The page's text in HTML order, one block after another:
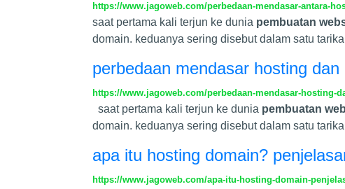
https://www.jagoweb.com/perbedaan-mendasar-antara-
saat pertama kali terjun ke dunia pembuatan
domain. keduanya sering disebut dalam satu
perbedaan mendasar hosting
https://www.jagoweb.com/perbedaan-mendasar-hosting-
saat pertama kali terjun ke dunia pembuatan
domain. keduanya sering disebut dalam satu
apa itu hosting domain?
https://www.jagoweb.com/apa-itu-hosting-domain-